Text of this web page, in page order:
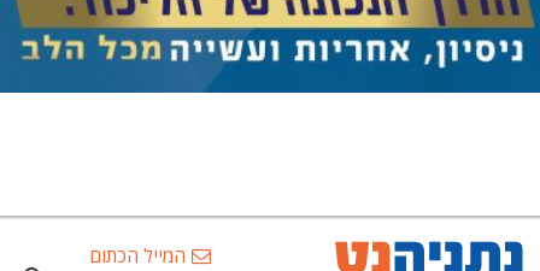
המייל הכתום